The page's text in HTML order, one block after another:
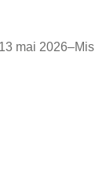
mai 2026–